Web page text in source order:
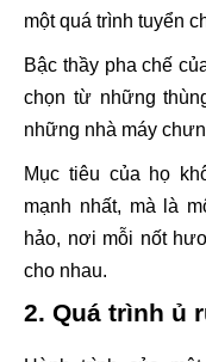
một quá trình tuyển
Bậc thầy pha chế
chọn từ những
những nhà máy
Mục tiêu của họ
mạnh nhất, mà là
hảo, nơi mỗi nốt
cho nhau.
2. Quá trình ủ